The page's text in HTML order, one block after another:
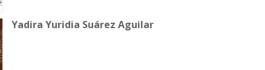
Yadira Yuridia Suárez Aguilar